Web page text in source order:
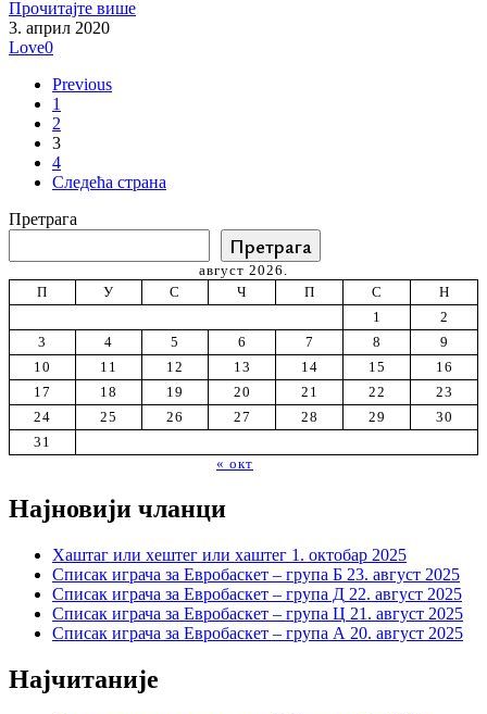
Прочитајте више
3. април 2020
Love0
Previous
1
2
3
4
Следећа страна
Претрага
Претрага
август 2026.
П
У С Ч П С
Н
1
2
3
4 5 6 7 8
9
10
11 12 13 14 15
16
17
18 19 20 21 22
23
24
25 26 27 28 29
30
31
« окт
Најновији чланци
Хаштаг или хештег или хаштег 1. октобар 2025
Списак играча за Евробаскет – група Б 23. август 2025
Списак играча за Евробаскет – група Д 22. август 2025
Списак играча за Евробаскет – група Ц 21. август 2025
Списак играча за Евробаскет – група А 20. август 2025
Најчитаније